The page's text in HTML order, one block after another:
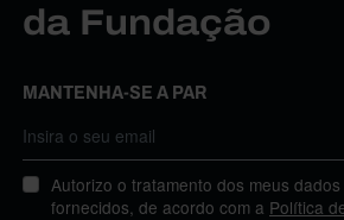
da Fundação
MANTENHA-SE A PAR
Autorizo o tratamento dos meus
fornecidos, de acordo com a Política